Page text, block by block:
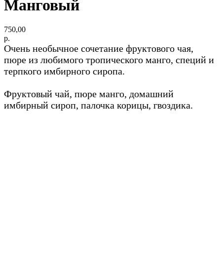
Манговый
750,00
р.
Очень необычное сочетание фруктового чая,
пюре из любимого тропического манго, специй и
терпкого имбирного сиропа.
Фруктовый чай, пюре манго, домашний
имбирный сироп, палочка корицы, гвоздика.